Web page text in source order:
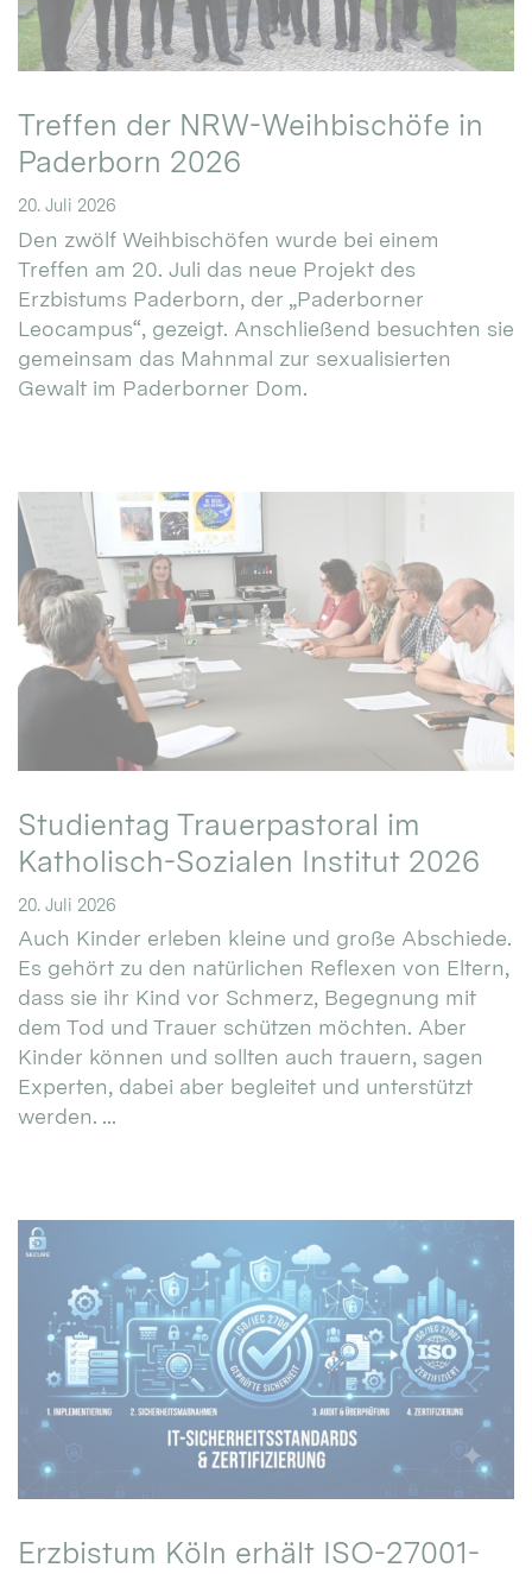
Treffen der NRW-Weihbischöfe in
Paderborn 2026
20. Juli 2026
Den zwölf Weihbischöfen wurde bei einem
Treffen am 20. Juli das neue Projekt des
Erzbistums Paderborn, der „Paderborner
Leocampus“, gezeigt. Anschließend besuchten sie
gemeinsam das Mahnmal zur sexualisierten
Gewalt im Paderborner Dom.
Studientag Trauerpastoral im
Katholisch-Sozialen Institut 2026
20. Juli 2026
Auch Kinder erleben kleine und große Abschiede.
Es gehört zu den natürlichen Reflexen von Eltern,
dass sie ihr Kind vor Schmerz, Begegnung mit
dem Tod und Trauer schützen möchten. Aber
Kinder können und sollten auch trauern, sagen
Experten, dabei aber begleitet und unterstützt
werden. ...
Erzbistum Köln erhält ISO-27001-